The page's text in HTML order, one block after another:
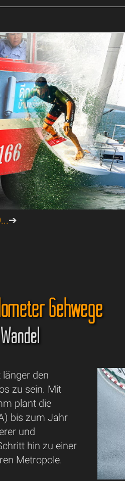
➔
Gehwege
den
zu sein. Mit
plant die
bis zum Jahr
und
hin zu einer
Metropole.